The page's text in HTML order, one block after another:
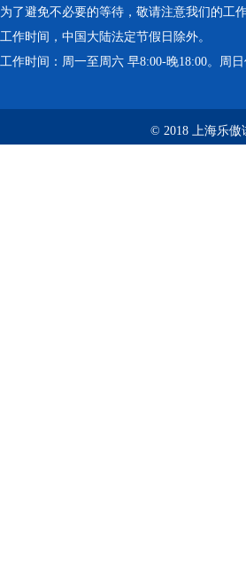
为了避免不必要的等待，敬请注意我们的工
工作时间，中国大陆法定节假日除外。
工作时间：周一至周六 早8:00-晚18:00。周
© 2018 上海乐傲